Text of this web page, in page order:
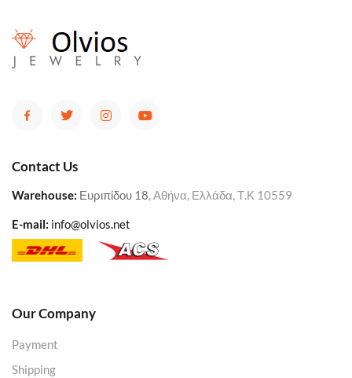
Contact Us
Warehouse: Ευριπίδου 18, Αθήνα, Ελλάδα, Τ.Κ 10559
E-mail: info@olvios.net
Our Company
Payment
Shipping